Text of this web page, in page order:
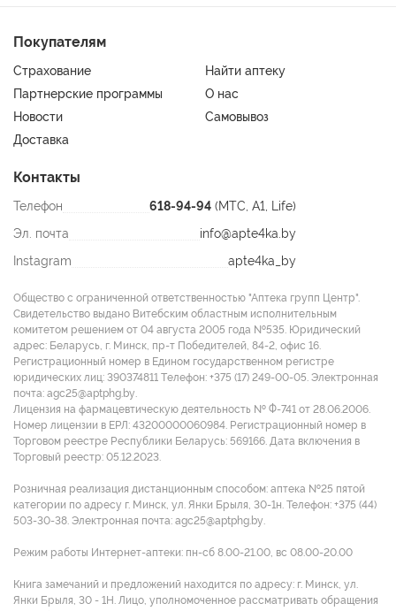
Покупателям
Страхование
Найти аптеку
Партнерские программы
О нас
Новости
Самовывоз
Доставка
Контакты
Телефон 618-94-94 (МТС, A1, Life)
Эл. почта
info@apte4ka.by
Instagram
apte4ka_by
Общество с ограниченной ответственностью "Аптека групп Центр".
Свидетельство выдано Витебским областным исполнительным
комитетом решением от 04 августа 2005 года №535. Юридический
адрес: Беларусь, г. Минск, пр-т Победителей, 84-2, офис 16.
Регистрационный номер в Едином государственном регистре
юридических лиц: 390374811 Tелефон: +375 (17) 249-00-05. Электронная
почта: agc25@aptphg.by.
Лицензия на фармацевтическую деятельность № Ф-741 от 28.06.2006.
Номер лицензии в ЕРЛ: 43200000060984. Регистрационный номер в
Торговом реестре Республики Беларусь: 569166. Дата включения в
Торговый реестр: 05.12.2023.
Розничная реализация дистанционным способом: аптека №25 пятой
категории по адресу г. Минск, ул. Янки Брыля, 30-1н. Телефон: +375 (44)
503-30-38. Электронная почта: agc25@aptphg.by.
Режим работы Интернет-аптеки: пн-сб 8.00-21.00, вс 08.00-20.00
Книга замечаний и предложений находится по адресу: г. Минск, ул.
Янки Брыля, 30 - 1Н. Лицо, уполномоченное рассматривать обращения